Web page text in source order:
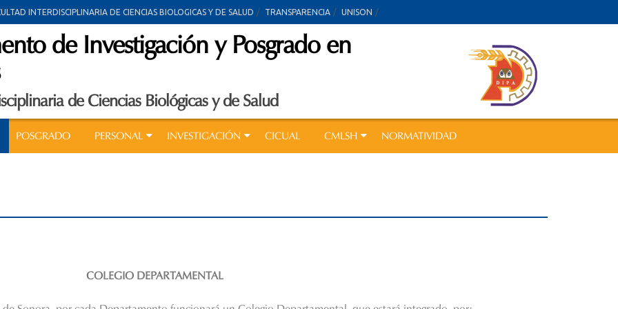
INTERDISCIPLINARIA DE CIENCIAS BIOLOGICAS Y DE SALUD TRANSPARENCIA UNISON
de Investigación y Posgrado en
de Ciencias Biológicas y de Salud
POSGRADO PERSONAL INVESTIGACIÓN CICUAL CMLSH NORMATIVIDAD
COLEGIO DEPARTAMENTAL